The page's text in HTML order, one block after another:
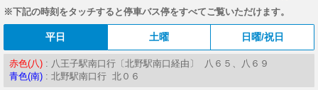
※下記の時刻をタッチすると停車バス停をすべてご覧いただけます。
平日 土曜 日曜/祝日
赤色(八) : 八王子駅南口行〔北野駅南口経由〕 八６５、八６９
青色(南) : 北野駅南口行 北０６